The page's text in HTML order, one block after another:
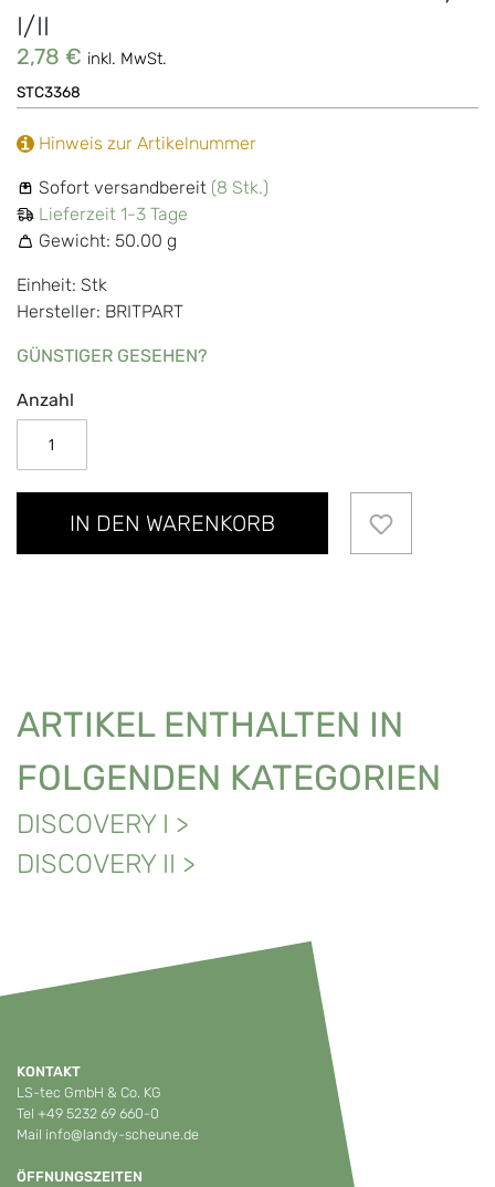
I/II
2,78 € inkl. MwSt.
STC3368
Sofort versandbereit (8 Stk.)
Lieferzeit 1-3 Tage
Gewicht: 50.00 g
Einheit: Stk
Hersteller: BRITPART
GÜNSTIGER GESEHEN?
Hinweis zur Artikelnummer
Anzahl
IN DEN WARENKORB
ARTIKEL ENTHALTEN IN
FOLGENDEN KATEGORIEN
DISCOVERY I >
DISCOVERY II >
KONTAKT
LS-tec GmbH & Co. KG
Tel +49 5232 69 660-0
Mail info@landy-scheune.de
ÖFFNUNGSZEITEN